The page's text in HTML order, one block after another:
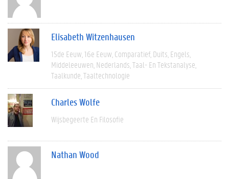
Elisabeth Witzenhausen
15de Eeuw 16e Eeuw Comparatief Duits Engels
Middeleeuwen Nederlands Taal- En Tekstanalyse
Taalkunde Taaltechnologie
Charles Wolfe
Wijsbegeerte En Filosofie
Nathan Wood